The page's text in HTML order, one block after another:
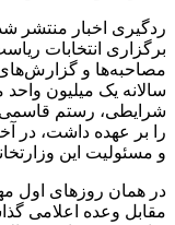
برگزاری انتخابات
مصاحبه‌ها و
سالانه یک میلیون
شرایطی، رستم
را بر عهده داشت، در
و مسئولیت این
در همان روزهای اول
مقابل وعده اعلامی